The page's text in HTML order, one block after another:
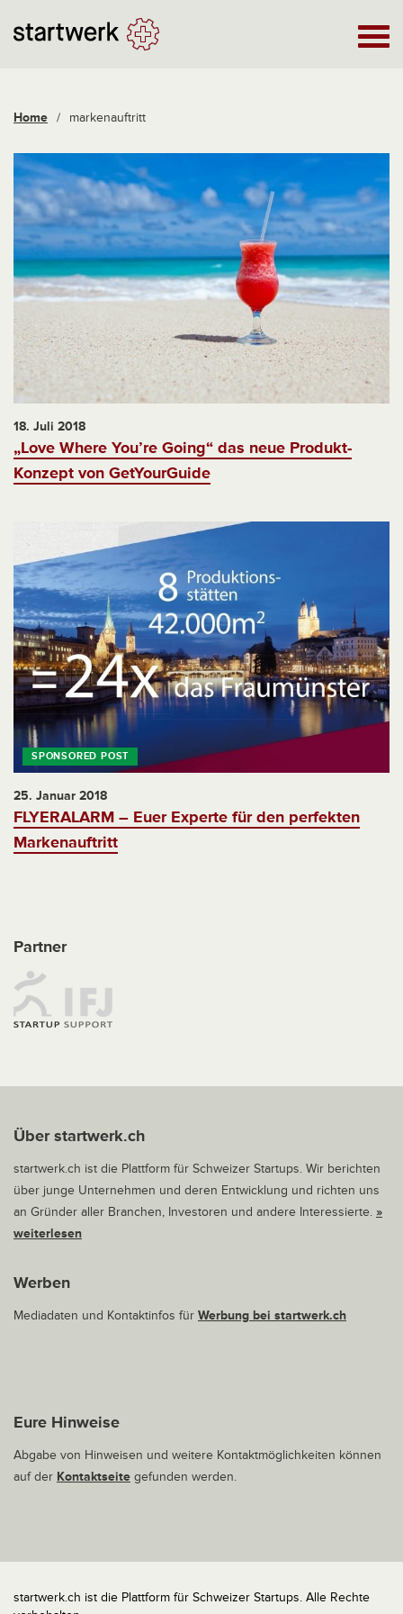
Home / markenauftritt
18. Juli 2018
„Love Where You’re Going“ das neue Produkt-
Konzept von GetYourGuide
25. Januar 2018
FLYERALARM – Euer Experte für den perfekten
Markenauftritt
Partner
Über startwerk.ch
startwerk.ch ist die Plattform für Schweizer Startups. Wir berichten
über junge Unternehmen und deren Entwicklung und richten uns
an Gründer aller Branchen, Investoren und andere Interessierte. »
weiterlesen
Werben
Mediadaten und Kontaktinfos für Werbung bei startwerk.ch
Eure Hinweise
Abgabe von Hinweisen und weitere Kontaktmöglichkeiten können
auf der Kontaktseite gefunden werden.
startwerk.ch ist die Plattform für Schweizer Startups. Alle Rechte